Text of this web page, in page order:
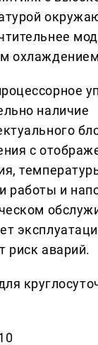
наличие
с
работы и
риск аварий.